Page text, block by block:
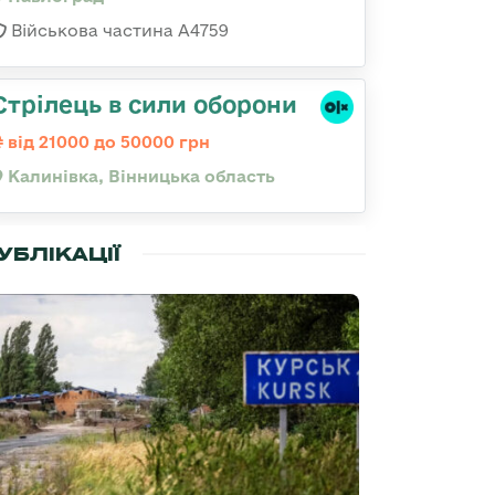
Військова частина А4759
в сили оборони
від 21000 до 50000 грн
Калинівка, Вінницька область